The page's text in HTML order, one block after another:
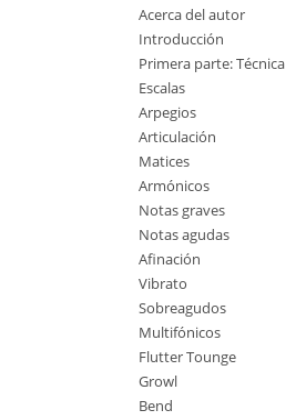
Acerca del autor
Introducción
Primera parte: Técnica
Escalas
Arpegios
Articulación
Matices
Armónicos
Notas graves
Notas agudas
Afinación
Vibrato
Sobreagudos
Multifónicos
Flutter Tounge
Growl
Bend